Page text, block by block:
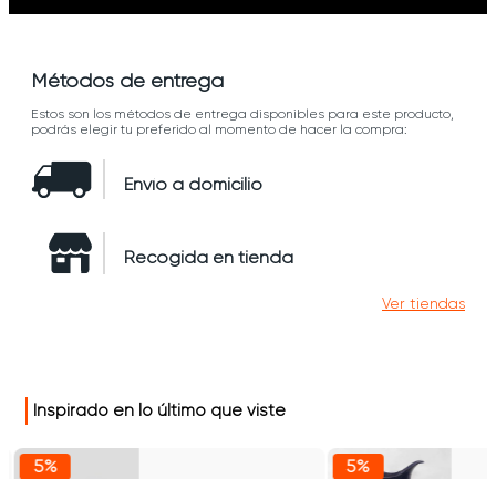
Métodos de entrega
Estos son los métodos de entrega disponibles para este producto,
podrás elegir tu preferido al momento de hacer la compra:
Envío a domicilio
Recogida en tienda
Ver tiendas
Inspirado en lo último que viste
5% 5%